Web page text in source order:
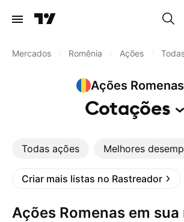
Mercados Romênia Ações
Ações Romenas
Cotações
Todas ações Melhores
Criar mais listas no Rastreador
Ações Romenas em sua mínima